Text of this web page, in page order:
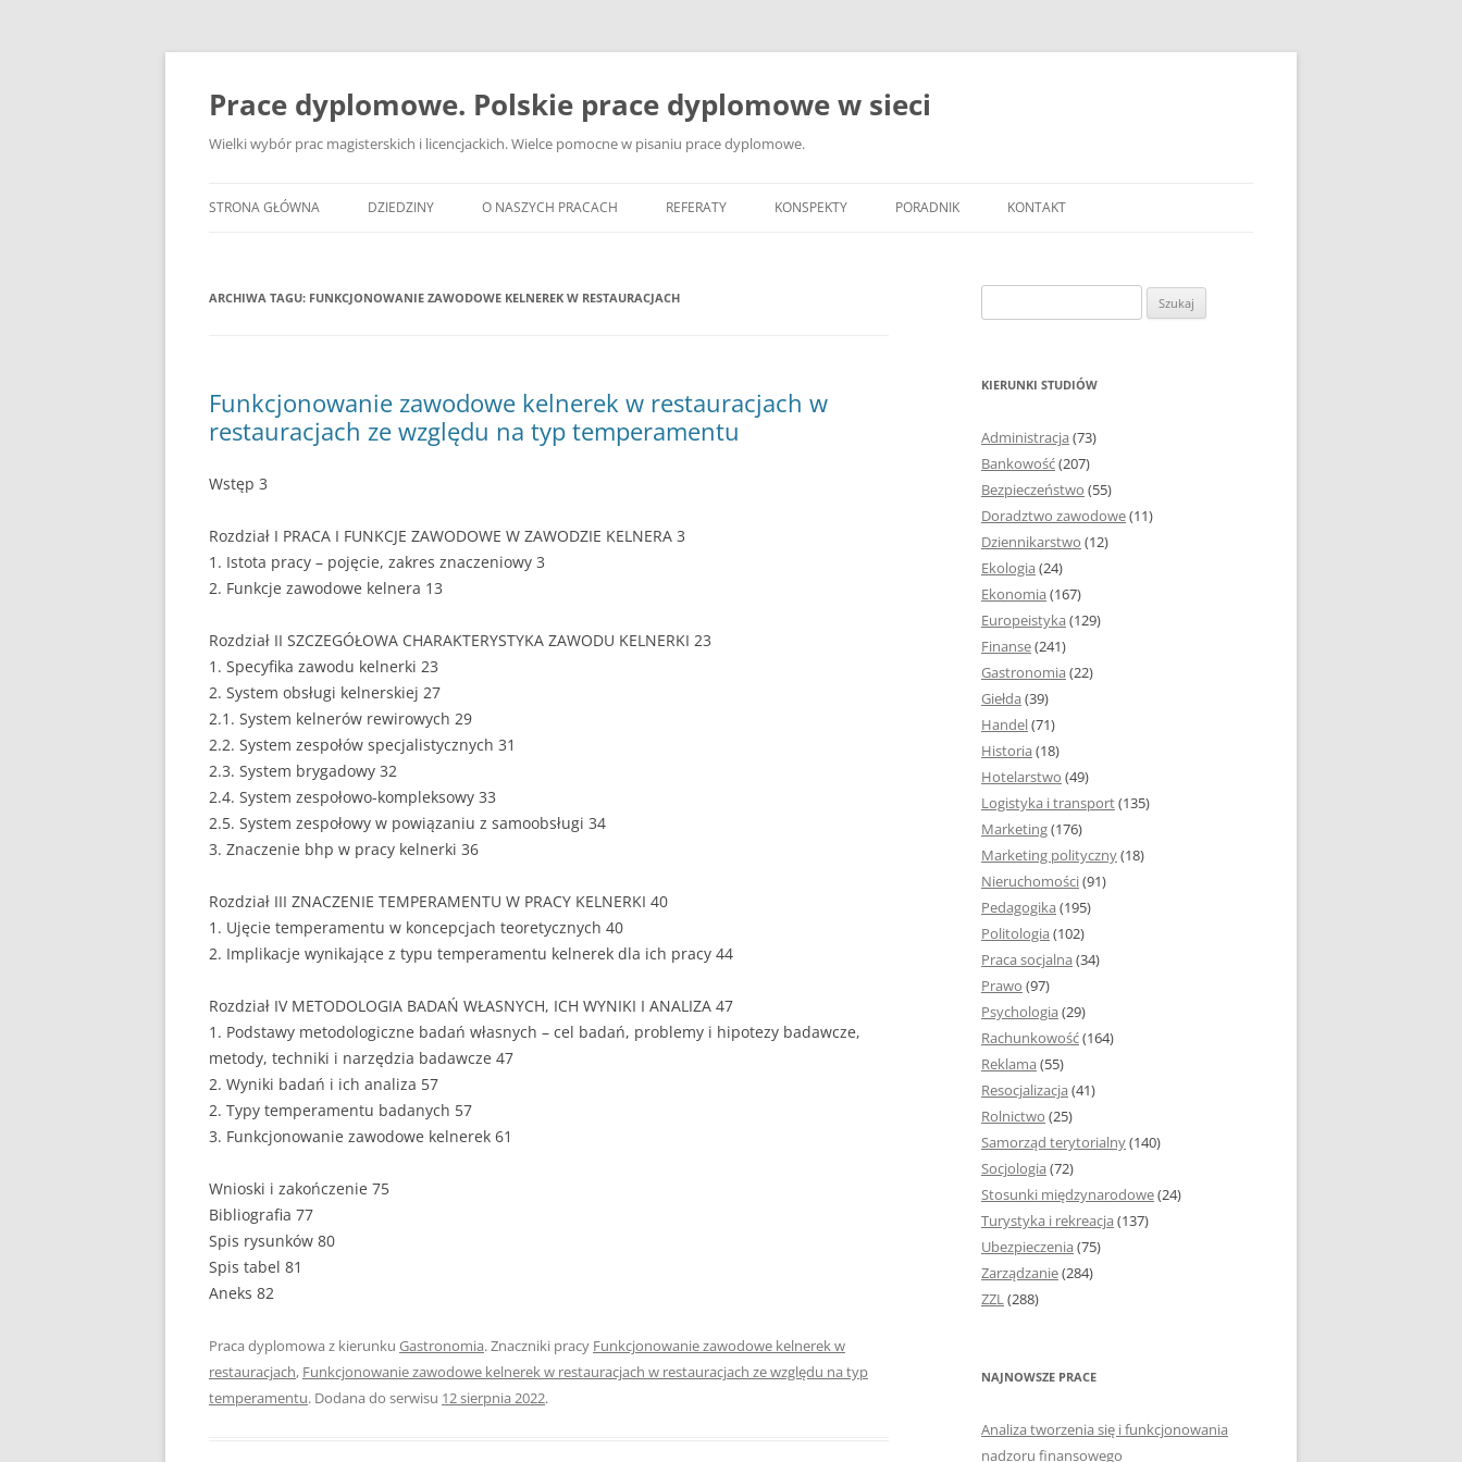
Przejdź
Prace dyplomowe. Polskie prace dyplomowe w sieci
Wielki wybór prac magisterskich i licencjackich. Wielce pomocne w pisaniu prace dyplomowe.
STRONA GŁÓWNA DZIEDZINY
BANKOWOŚĆ
EKOLOGIA
FINANSE
HANDEL
HISTORIA
HOTELARSTWO
LOGISTYKA I TRANSPORT
MARKETING POLITYCZNY
NIERUCHOMOŚCI
PEDAGOGIKA
POLITOLOGIA
PRAWO
PSYCHOLOGIA
RACHUNKOWOŚĆ
SAMORZĄD TERYTORIALNY
O NASZYCH PRACACH REFERATY KONSPEKTY PORADNIK
JAK ZBIERAĆ I OPRACOWYWAĆ
BIBLIOGRAFICZNYCH
ZAWARTOŚĆ I ROZMIAR PRACY
DYPLOMOWEJ
ESTETYKA PRACY DYPLOMOWEJ –
WYRÓŻNIENIA, NUMEROWANIE
CZCIONKA, MARGINESY I
WIELKOŚĆ STRON
STRUKTURA AKAPITU W PRACY
DYPLOMOWEJ
STYL PRACY DYPLOMOWEJ
SPIS TREŚCI W PRACY
DYPLOMOWEJ
WSTĘP PRACY DYPLOMOWEJ
ROZDZIAŁY I PODROZDZIAŁY
ZAKOŃCZENIE PRACY
DYPLOMOWEJ
BIBLIOGRAFIA
SPIS RYSUNKÓW, TABEL I
ZAŁĄCZNIKÓW
TABELE, RYSUNKI ORAZ WYKRESY
KSIĄŻKI, KTÓRE POMOGĄ CI
KONTAKT
ARCHIWA TAGU: FUNKCJONOWANIE ZAWODOWE KELNEREK W RESTAURACJACH
Funkcjonowanie zawodowe kelnerek w restauracjach w
restauracjach ze względu na typ temperamentu
Wstęp 3
Rozdział I PRACA I FUNKCJE ZAWODOWE W ZAWODZIE KELNERA 3
1. Istota pracy – pojęcie, zakres znaczeniowy 3
2. Funkcje zawodowe kelnera 13
Rozdział II SZCZEGÓŁOWA CHARAKTERYSTYKA ZAWODU KELNERKI 23
1. Specyfika zawodu kelnerki 23
2. System obsługi kelnerskiej 27
2.1. System kelnerów rewirowych 29
2.2. System zespołów specjalistycznych 31
2.3. System brygadowy 32
2.4. System zespołowo-kompleksowy 33
2.5. System zespołowy w powiązaniu z samoobsługi 34
3. Znaczenie bhp w pracy kelnerki 36
Rozdział III ZNACZENIE TEMPERAMENTU W PRACY KELNERKI 40
1. Ujęcie temperamentu w koncepcjach teoretycznych 40
2. Implikacje wynikające z typu temperamentu kelnerek dla ich pracy 44
Rozdział IV METODOLOGIA BADAŃ WŁASNYCH, ICH WYNIKI I ANALIZA 47
1. Podstawy metodologiczne badań własnych – cel badań, problemy i hipotezy badawcze,
metody, techniki i narzędzia badawcze 47
2. Wyniki badań i ich analiza 57
2. Typy temperamentu badanych 57
3. Funkcjonowanie zawodowe kelnerek 61
Wnioski i zakończenie 75
Bibliografia 77
Spis rysunków 80
Spis tabel 81
Aneks 82
Praca dyplomowa z kierunku Gastronomia. Znaczniki pracy Funkcjonowanie zawodowe kelnerek w
restauracjach, Funkcjonowanie zawodowe kelnerek w restauracjach w restauracjach ze względu na typ
temperamentu. Dodana do serwisu 12 sierpnia 2022.
KIERUNKI STUDIÓW
Administracja (73)
Bankowość(207)
Bezpieczeństwo (55)
Doradztwo zawodowe(11)
Dziennikarstwo (12)
Ekologia (24)
Ekonomia (167)
Europeistyka (129)
Finanse(241)
Gastronomia (22)
Giełda (39)
Handel(71)
Historia (18)
Hotelarstwo (49)
Logistyka i transport(135)
Marketing(176)
Marketing polityczny(18)
Nieruchomości(91)
Pedagogika (195)
Politologia (102)
Praca socjalna (34)
Prawo (97)
Psychologia (29)
Rachunkowość(164)
Reklama (55)
Resocjalizacja (41)
Rolnictwo (25)
Samorząd terytorialny(140)
Socjologia (72)
Stosunki międzynarodowe(24)
Turystyka i rekreacja (137)
Ubezpieczenia (75)
Zarządzanie(284)
ZZL(288)
NAJNOWSZE PRACE
Analiza tworzenia się i funkcjonowania
nadzoru finansowego